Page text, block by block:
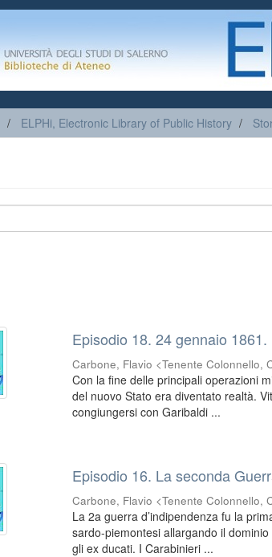
ELPHi, Electronic Library of Public History
Episodio 18. 24 gennaio
Carbone, Flavio <Tenente Colonnello,
Con la fine delle principali operazioni
del nuovo Stato era diventato realtà.
congiungersi con Garibaldi ...
Episodio 16. La seconda
Carbone, Flavio <Tenente Colonnello,
La 2a guerra d’indipendenza fu la
sardo-piemontesi allargando il
gli ex ducati. I Carabinieri ...